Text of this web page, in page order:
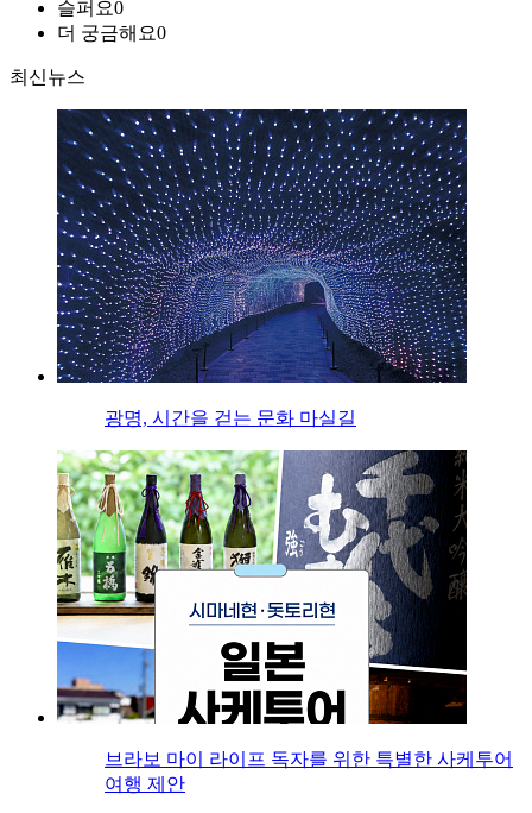
슬퍼요0
더 궁금해요0
최신뉴스
광명, 시간을 걷는 문화 마실길
브라보 마이 라이프 독자를 위한 특별한 사케투어
여행 제안